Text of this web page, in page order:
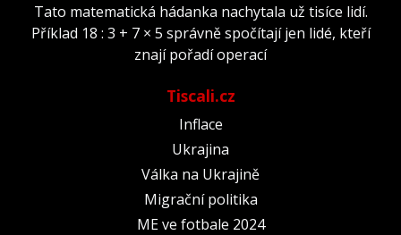
Tato matematická hádanka nachytala už tisíce lidí.
Příklad 18 : 3 + 7 × 5 správně spočítají jen lidé, kteří
znají pořadí operací
Tiscali.cz
Inflace
Ukrajina
Válka na Ukrajině
Migrační politika
ME ve fotbale 2024